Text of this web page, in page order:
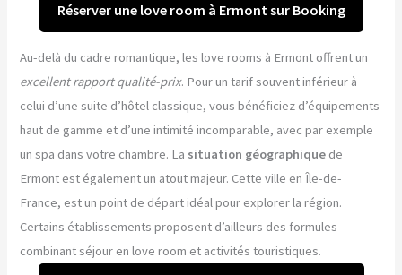
Réserver une love room à Ermont sur Booking
Au-delà du cadre romantique, les love rooms à Ermont offrent un
excellent rapport qualité-prix. Pour un tarif souvent inférieur à
celui d’une suite d’hôtel classique, vous bénéficiez d’équipements
haut de gamme et d’une intimité incomparable, avec par exemple
un spa dans votre chambre. La situation géographique de
Ermont est également un atout majeur. Cette ville en Île-de-
France, est un point de départ idéal pour explorer la région.
Certains établissements proposent d’ailleurs des formules
combinant séjour en love room et activités touristiques.